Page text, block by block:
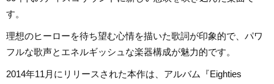
す。
理想のヒーローを待ち望む心情を描いた歌詞が印象的で、パワ
フルな歌声とエネルギッシュな楽器構成が魅力的です。
2014年11月にリリースされた本作は、アルバム『Eighties